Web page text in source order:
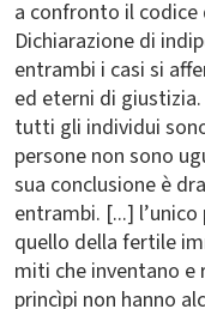
a confronto il codice
Dichiarazione di
entrambi i casi si
ed eterni di
tutti gli individui
persone non sono
sua conclusione è
entrambi. [...]
quello della fertile
miti che inventano e
princìpi non hanno